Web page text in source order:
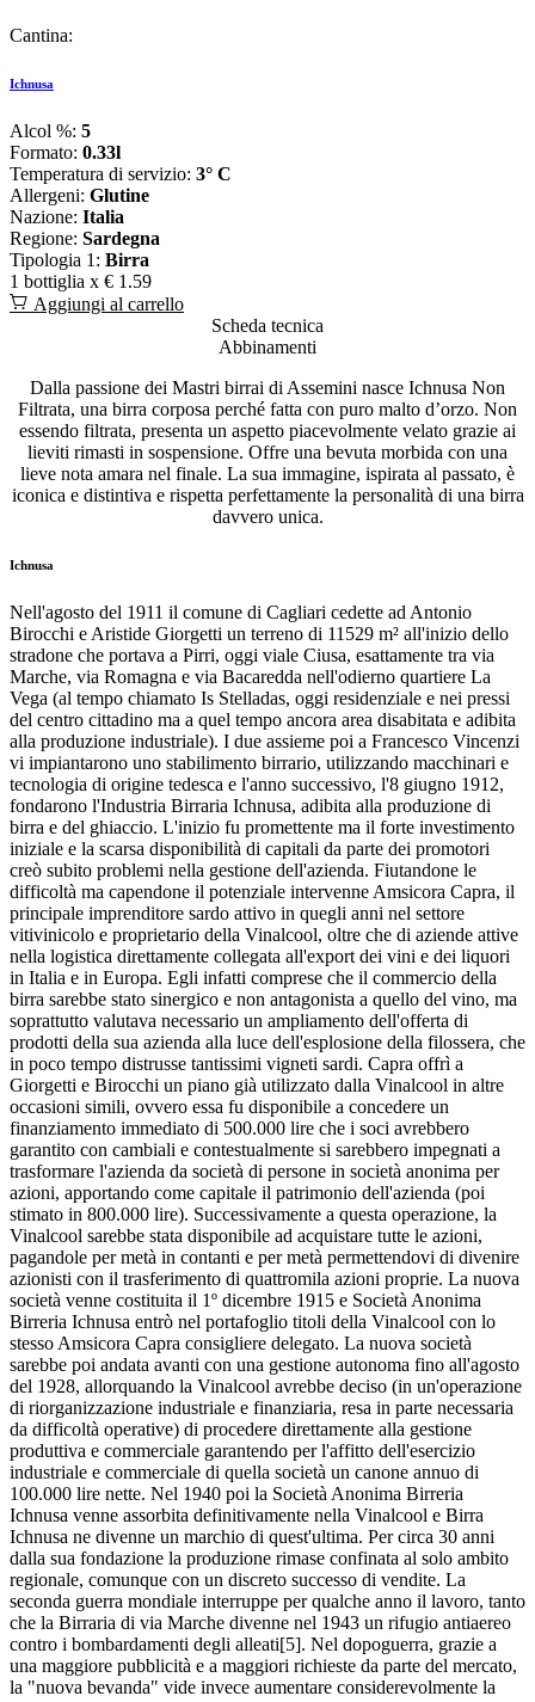
Cantina:
Ichnusa
Alcol %: 5
Formato: 0.33l
Temperatura di servizio: 3° C
Allergeni: Glutine
Nazione: Italia
Regione: Sardegna
Tipologia 1: Birra
1 bottiglia x € 1.59
Aggiungi al carrello
Scheda tecnica
Abbinamenti
Dalla passione dei Mastri birrai di Assemini nasce Ichnusa Non
Filtrata, una birra corposa perché fatta con puro malto d’orzo. Non
essendo filtrata, presenta un aspetto piacevolmente velato grazie ai
lieviti rimasti in sospensione. Offre una bevuta morbida con una
lieve nota amara nel finale. La sua immagine, ispirata al passato, è
iconica e distintiva e rispetta perfettamente la personalità di una birra
davvero unica.
Ichnusa
Nell'agosto del 1911 il comune di Cagliari cedette ad Antonio
Birocchi e Aristide Giorgetti un terreno di 11529 m² all'inizio dello
stradone che portava a Pirri, oggi viale Ciusa, esattamente tra via
Marche, via Romagna e via Bacaredda nell'odierno quartiere La
Vega (al tempo chiamato Is Stelladas, oggi residenziale e nei pressi
del centro cittadino ma a quel tempo ancora area disabitata e adibita
alla produzione industriale). I due assieme poi a Francesco Vincenzi
vi impiantarono uno stabilimento birrario, utilizzando macchinari e
tecnologia di origine tedesca e l'anno successivo, l'8 giugno 1912,
fondarono l'Industria Birraria Ichnusa, adibita alla produzione di
birra e del ghiaccio. L'inizio fu promettente ma il forte investimento
iniziale e la scarsa disponibilità di capitali da parte dei promotori
creò subito problemi nella gestione dell'azienda. Fiutandone le
difficoltà ma capendone il potenziale intervenne Amsicora Capra, il
principale imprenditore sardo attivo in quegli anni nel settore
vitivinicolo e proprietario della Vinalcool, oltre che di aziende attive
nella logistica direttamente collegata all'export dei vini e dei liquori
in Italia e in Europa. Egli infatti comprese che il commercio della
birra sarebbe stato sinergico e non antagonista a quello del vino, ma
soprattutto valutava necessario un ampliamento dell'offerta di
prodotti della sua azienda alla luce dell'esplosione della filossera, che
in poco tempo distrusse tantissimi vigneti sardi. Capra offrì a
Giorgetti e Birocchi un piano già utilizzato dalla Vinalcool in altre
occasioni simili, ovvero essa fu disponibile a concedere un
finanziamento immediato di 500.000 lire che i soci avrebbero
garantito con cambiali e contestualmente si sarebbero impegnati a
trasformare l'azienda da società di persone in società anonima per
azioni, apportando come capitale il patrimonio dell'azienda (poi
stimato in 800.000 lire). Successivamente a questa operazione, la
Vinalcool sarebbe stata disponibile ad acquistare tutte le azioni,
pagandole per metà in contanti e per metà permettendovi di divenire
azionisti con il trasferimento di quattromila azioni proprie. La nuova
società venne costituita il 1º dicembre 1915 e Società Anonima
Birreria Ichnusa entrò nel portafoglio titoli della Vinalcool con lo
stesso Amsicora Capra consigliere delegato. La nuova società
sarebbe poi andata avanti con una gestione autonoma fino all'agosto
del 1928, allorquando la Vinalcool avrebbe deciso (in un'operazione
di riorganizzazione industriale e finanziaria, resa in parte necessaria
da difficoltà operative) di procedere direttamente alla gestione
produttiva e commerciale garantendo per l'affitto dell'esercizio
industriale e commerciale di quella società un canone annuo di
100.000 lire nette. Nel 1940 poi la Società Anonima Birreria
Ichnusa venne assorbita definitivamente nella Vinalcool e Birra
Ichnusa ne divenne un marchio di quest'ultima. Per circa 30 anni
dalla sua fondazione la produzione rimase confinata al solo ambito
regionale, comunque con un discreto successo di vendite. La
seconda guerra mondiale interruppe per qualche anno il lavoro, tanto
che la Birraria di via Marche divenne nel 1943 un rifugio antiaereo
contro i bombardamenti degli alleati[5]. Nel dopoguerra, grazie a
una maggiore pubblicità e a maggiori richieste da parte del mercato,
la "nuova bevanda" vide invece aumentare considerevolmente la